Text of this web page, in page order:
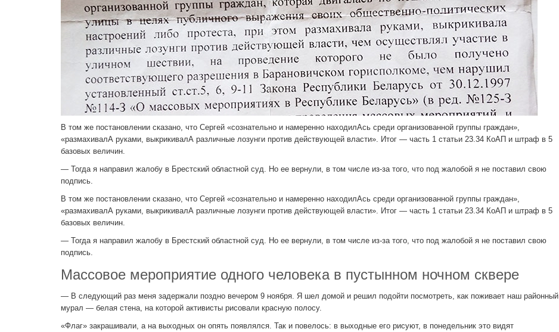
В том же постановлении сказано, что Сергей «сознательно и намеренно находилАсь среди организованной группы граждан»,
«размахивалА руками, выкрикивалА различные лозунги против действующей власти». Итог — часть 1 статьи 23.34 КоАП и штраф в 5
базовых величин.
— Тогда я направил жалобу в Брестский областной суд. Но ее вернули, в том числе из-за того, что под жалобой я не поставил свою
подпись.
В том же постановлении сказано, что Сергей «сознательно и намеренно находилАсь среди организованной группы граждан»,
«размахивалА руками, выкрикивалА различные лозунги против действующей власти». Итог — часть 1 статьи 23.34 КоАП и штраф в 5
базовых величин.
— Тогда я направил жалобу в Брестский областной суд. Но ее вернули, в том числе из-за того, что под жалобой я не поставил свою
подпись.
Массовое мероприятие одного человека в пустынном ночном сквере
— В следующий раз меня задержали поздно вечером 9 ноября. Я шел домой и решил подойти посмотреть, как поживает наш районный
мурал — белая стена, на которой активисты рисовали красную полосу.
«Флаг» закрашивали, а на выходных он опять появлялся. Так и повелось: в выходные его рисуют, в понедельник это видят